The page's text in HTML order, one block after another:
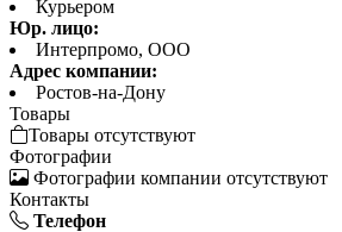
Курьером
Юр. лицо:
Интерпромо, ООО
Адрес компании:
Ростов-на-Дону
Товары
Товары отсутствуют
Фотографии
Фотографии компании отсутствуют
Контакты
Телефон